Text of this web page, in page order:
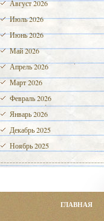
Август 2026
Июль 2026
Июнь 2026
Май 2026
Апрель 2026
Март 2026
Февраль 2026
Январь 2026
Декабрь 2025
Ноябрь 2025
ГЛАВНАЯ